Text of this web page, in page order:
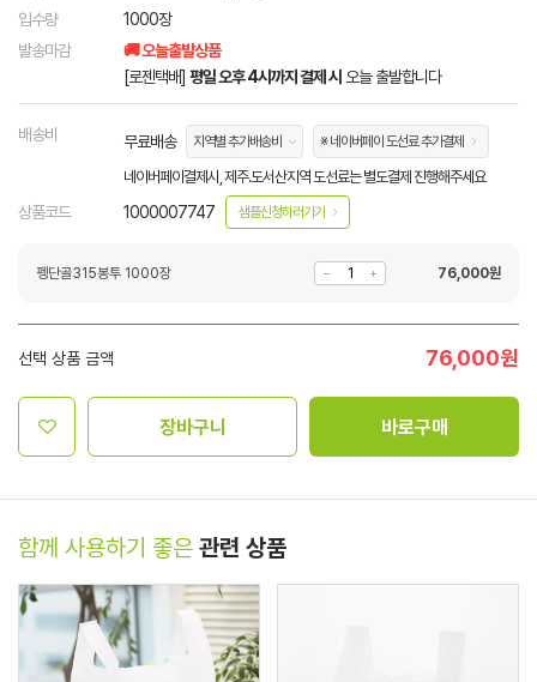
입수량
1000장
발송마감
🚚 오늘출발상품
[로젠택배] 평일 오후 4시까지 결제 시 오늘 출발합니다
배송비 무료배송 지역별 추가배송비 ※ 네이버페이 도선료 추가결제
네이버페이결제시, 제주.도서산지역 도선료는 별도결제 진행해주세요
상품코드 1000007747 샘플신청하러가기
펭단골315봉투 1000장 76,000원
선택 상품 금액 76,000원
장바구니 바로구매
함께 사용하기 좋은 관련 상품